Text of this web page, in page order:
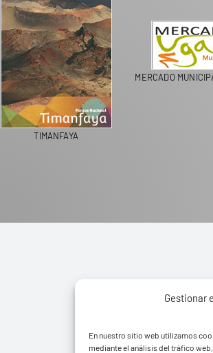
Gestionar
En nuestro sitio web utilizamos
mediante el análisis del tráfico
PASEOS EN CAMELLO